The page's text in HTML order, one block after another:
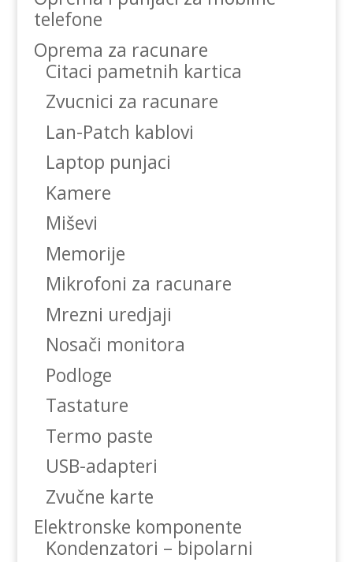
telefone
Oprema za racunare
Citaci pametnih kartica
Zvucnici za racunare
Lan-Patch kablovi
Laptop punjaci
Kamere
Miševi
Memorije
Mikrofoni za racunare
Mrezni uredjaji
Nosači monitora
Podloge
Tastature
Termo paste
USB-adapteri
Zvučne karte
Elektronske komponente
Kondenzatori – bipolarni